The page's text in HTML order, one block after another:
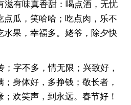
滋有味真香甜：喝点酒，无忧
点瓜，笑哈哈；吃点肉，乐不
水果，幸福多。姥爷，除夕快
；字不多，情无限；兴致好，
身体好，多挣钱；敬长者，
欢笑声，到永远。春节好！